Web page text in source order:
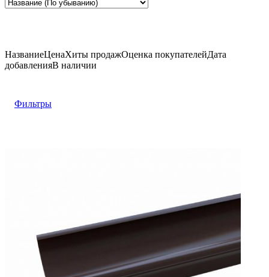
НазваниеЦенаХиты продажОценка покупателейДата
добавленияВ наличии
Фильтры